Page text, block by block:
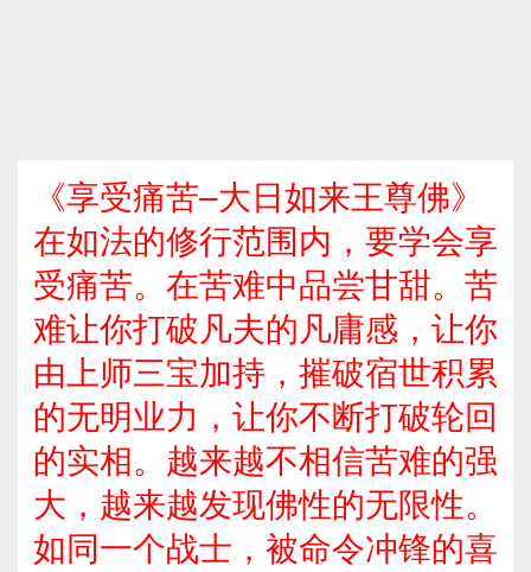
《享受痛苦–大日如来王尊佛》
在如法的修行范围内，要学会享
受痛苦。在苦难中品尝甘甜。苦
难让你打破凡夫的凡庸感，让你
由上师三宝加持，摧破宿世积累
的无明业力，让你不断打破轮回
的实相。越来越不相信苦难的强
大，越来越发现佛性的无限性。
如同一个战士，被命令冲锋的喜